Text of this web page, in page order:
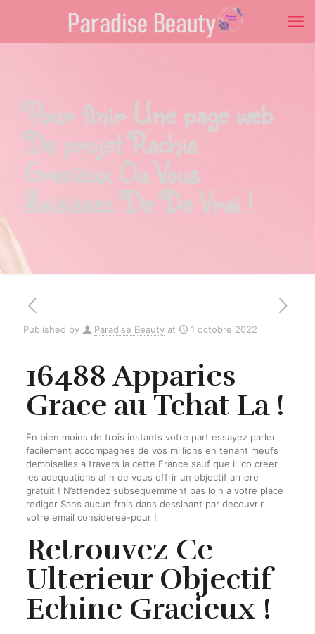
Pour finir Une page web
De projet Rachis
Gracieux Ou Vous
Saisissez De De Vrai !
Published by Paradise Beauty at 1 octobre 2022
16488 Apparies
Grace au Tchat La !
En bien moins de trois instants votre part essayez parler
facilement accompagnes de vos millions en tenant meufs
demoiselles a travers la cette France sauf que illico creer
les adequations afin de vous offrir un objectif arriere
gratuit ! N’attendez subsequemment pas loin a votre place
rediger Sans aucun frais dans dessinant par decouvrir
votre email consideree-pour !
Retrouvez Ce
Ulterieur Objectif
Echine Gracieux !